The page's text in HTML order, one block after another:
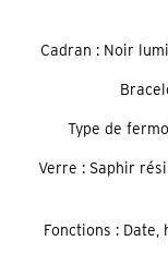
Cadran : Noir
Type de
Verre : Saphir
Fonctions :